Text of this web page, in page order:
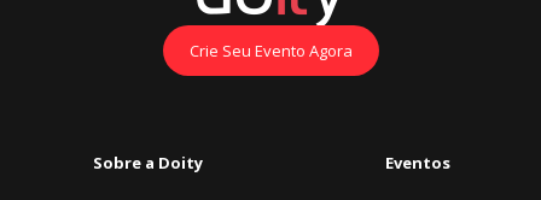
Crie Seu Evento Agora
Sobre a Doity Eventos